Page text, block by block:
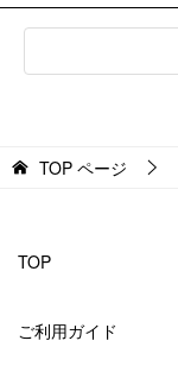
TOP ページ
TOP
ご利用ガイド